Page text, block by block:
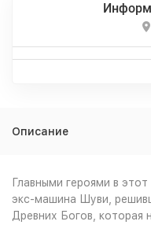
Описание
Главными героями в
экс-машина Шуви,
Древних Богов, которая